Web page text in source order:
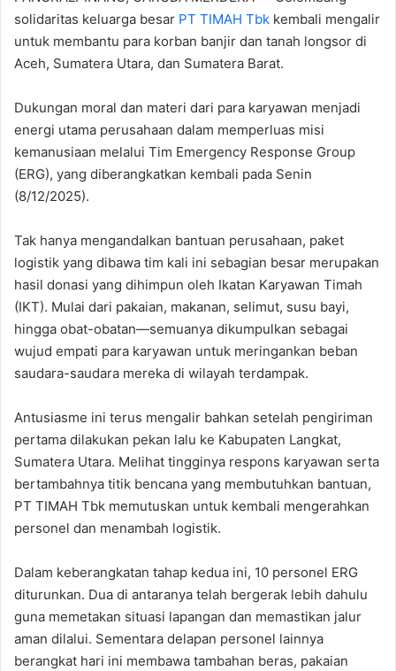
solidaritas keluarga besar PT TIMAH Tbk kembali mengalir
untuk membantu para korban banjir dan tanah longsor di
Aceh, Sumatera Utara, dan Sumatera Barat.
Dukungan moral dan materi dari para karyawan menjadi
energi utama perusahaan dalam memperluas misi
kemanusiaan melalui Tim Emergency Response Group
(ERG), yang diberangkatkan kembali pada Senin
(8/12/2025).
Tak hanya mengandalkan bantuan perusahaan, paket
logistik yang dibawa tim kali ini sebagian besar merupakan
hasil donasi yang dihimpun oleh Ikatan Karyawan Timah
(IKT). Mulai dari pakaian, makanan, selimut, susu bayi,
hingga obat-obatan—semuanya dikumpulkan sebagai
wujud empati para karyawan untuk meringankan beban
saudara-saudara mereka di wilayah terdampak.
Antusiasme ini terus mengalir bahkan setelah pengiriman
pertama dilakukan pekan lalu ke Kabupaten Langkat,
Sumatera Utara. Melihat tingginya respons karyawan serta
bertambahnya titik bencana yang membutuhkan bantuan,
PT TIMAH Tbk memutuskan untuk kembali mengerahkan
personel dan menambah logistik.
Dalam keberangkatan tahap kedua ini, 10 personel ERG
diturunkan. Dua di antaranya telah bergerak lebih dahulu
guna memetakan situasi lapangan dan memastikan jalur
aman dilalui. Sementara delapan personel lainnya
berangkat hari ini membawa tambahan beras, pakaian